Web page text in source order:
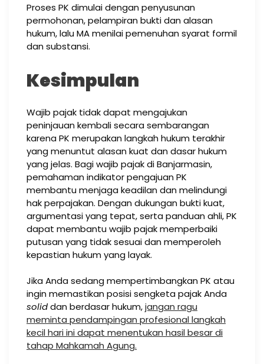
Proses PK dimulai dengan penyusunan
permohonan, pelampiran bukti dan alasan
hukum, lalu MA menilai pemenuhan syarat formil
dan substansi.
Kesimpulan
Wajib pajak tidak dapat mengajukan
peninjauan kembali secara sembarangan
karena PK merupakan langkah hukum terakhir
yang menuntut alasan kuat dan dasar hukum
yang jelas. Bagi wajib pajak di Banjarmasin,
pemahaman indikator pengajuan PK
membantu menjaga keadilan dan melindungi
hak perpajakan. Dengan dukungan bukti kuat,
argumentasi yang tepat, serta panduan ahli, PK
dapat membantu wajib pajak memperbaiki
putusan yang tidak sesuai dan memperoleh
kepastian hukum yang layak.
Jika Anda sedang mempertimbangkan PK atau
ingin memastikan posisi sengketa pajak Anda
soliddan berdasar hukum,jangan ragu
meminta pendampingan profesional langkah
kecil hari ini dapat menentukan hasil besar di
tahap Mahkamah Agung.